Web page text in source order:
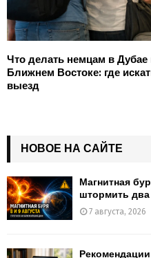
Что делать немцам в
Ближнем Востоке: где
выезд
НОВОЕ НА САЙТЕ
Магнитная
штормить
7 августа, 2026